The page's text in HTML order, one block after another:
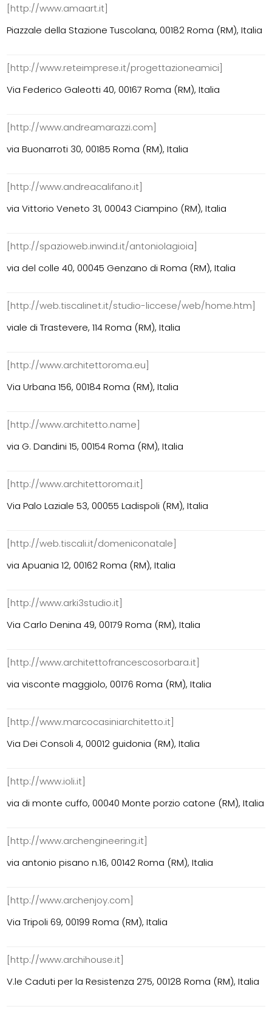
[http://www.amaart.it]
Piazzale della Stazione Tuscolana, 00182 Roma (RM), Italia
[http://www.reteimprese.it/progettazioneamici]
Via Federico Galeotti 40, 00167 Roma (RM), Italia
[http://www.andreamarazzi.com]
via Buonarroti 30, 00185 Roma (RM), Italia
[http://www.andreacalifano.it]
via Vittorio Veneto 31, 00043 Ciampino (RM), Italia
[http://spazioweb.inwind.it/antoniolagioia]
via del colle 40, 00045 Genzano di Roma (RM), Italia
[http://web.tiscalinet.it/studio-liccese/web/home.htm]
viale di Trastevere, 114 Roma (RM), Italia
[http://www.architettoroma.eu]
Via Urbana 156, 00184 Roma (RM), Italia
[http://www.architetto.name]
via G. Dandini 15, 00154 Roma (RM), Italia
[http://www.architettoroma.it]
Via Palo Laziale 53, 00055 Ladispoli (RM), Italia
[http://web.tiscali.it/domeniconatale]
via Apuania 12, 00162 Roma (RM), Italia
[http://www.arki3studio.it]
Via Carlo Denina 49, 00179 Roma (RM), Italia
[http://www.architettofrancescosorbara.it]
via visconte maggiolo, 00176 Roma (RM), Italia
[http://www.marcocasiniarchitetto.it]
Via Dei Consoli 4, 00012 guidonia (RM), Italia
[http://www.ioli.it]
via di monte cuffo, 00040 Monte porzio catone (RM), Italia
[http://www.archengineering.it]
via antonio pisano n.16, 00142 Roma (RM), Italia
[http://www.archenjoy.com]
Via Tripoli 69, 00199 Roma (RM), Italia
[http://www.archihouse.it]
V.le Caduti per la Resistenza 275, 00128 Roma (RM), Italia